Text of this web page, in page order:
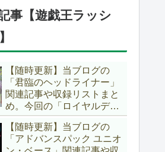
ージした『リビングデッド
の呼び声』関連に注目が集
事【遊戯王ラッシ
【随時更新】当ブログの
「君臨のヘッドライナー」
関連記事や収録リストまと
め。今回の「ロイヤルデモ
ンズ」は相手モンスターを
リリース！！また、新テー
マとして「救惺」、「ヘル
【随時更新】当ブログの
「アドバンスパック ユニオ